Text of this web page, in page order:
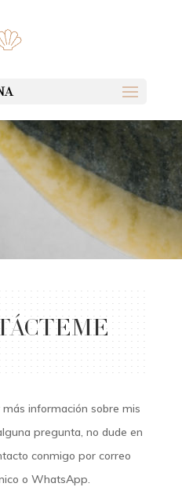
información sobre mis
pregunta, no dude en
conmigo por correo
o WhatsApp.